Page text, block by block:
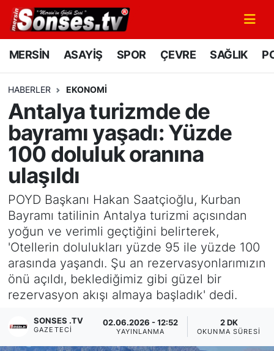
MERSİN ASAYİŞ SPOR ÇEVRE SAĞLIK
HABERLER EKONOMİ
Antalya turizmde de
bayramı yaşadı: Yüzde
100 doluluk oranına
ulaşıldı
POYD Başkanı Hakan Saatçioğlu, Kurban
Bayramı tatilinin Antalya turizmi açısından
yoğun ve verimli geçtiğini belirterek,
'Otellerin dolulukları yüzde 95 ile yüzde 100
arasında yaşandı. Şu an rezervasyonlarımızın
önü açıldı, beklediğimiz gibi güzel bir
rezervasyon akışı almaya başladık' dedi.
SONSES .TV
GAZETECI
02.06.2026 - 12:52
YAYINLANMA
2 DK
OKUNMA SÜRESI
MERSİN
SPOR
GÜNÜN MANŞETİ
DÜNYA
KÜLTÜR - SANAT
MAGAZİN
SAĞLIK
Siyaset
YEREL HABER
Mersin Nöbetçi Eczaneler
Mersin Namaz Vakitleri
Mersin Trafik Yoğunluk Haritası
Süper Lig Puan Durumu ve Fikstür
Tüm Manşetler
Son Dakika Haberleri
Haber Arşivi